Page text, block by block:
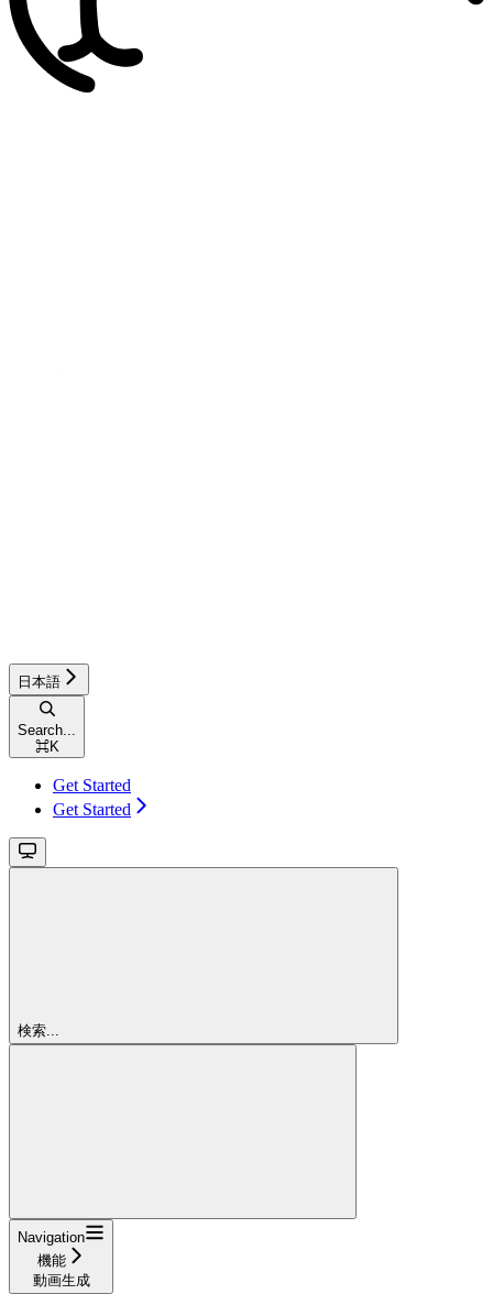
日本語
Search...
⌘K
Get Started
Get Started
検索...
Navigation
機能
動画生成